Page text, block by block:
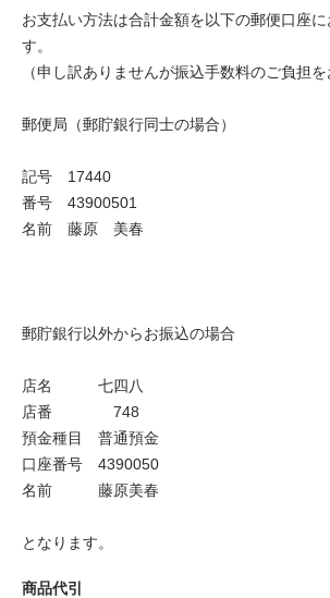
お支払い方法は合計金額を以下の郵便口座
す。
（申し訳ありませんが振込手数料のご負担を
郵便局（郵貯銀行同士の場合）
記号 17440
番号 43900501
名前 藤原 美春
郵貯銀行以外からお振込の場合
店名 七四八
店番 748
預金種目 普通預金
口座番号 4390050
名前 藤原美春
となります。
商品代引